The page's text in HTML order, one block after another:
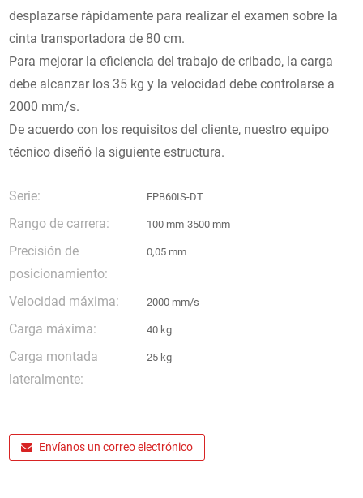
desplazarse rápidamente para realizar el examen sobre la
cinta transportadora de 80 cm.
Para mejorar la eficiencia del trabajo de cribado, la carga
debe alcanzar los 35 kg y la velocidad debe controlarse a
2000 mm/s.
De acuerdo con los requisitos del cliente, nuestro equipo
técnico diseñó la siguiente estructura.
Serie: FPB60IS-DT
Rango de carrera: 100 mm-3500 mm
Precisión de
posicionamiento:
0,05 mm
Velocidad máxima: 2000 mm/s
Carga máxima: 40 kg
Carga montada
lateralmente:
25 kg
Envíanos un correo electrónico